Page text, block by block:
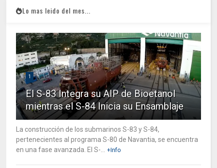
Lo mas leido del mes...
1
El S-83 Integra su AIP de Bioetanol
mientras el S-84 Inicia su Ensamblaje
La construcción de los submarinos S-83 y S-84,
pertenecientes al programa S-80 de Navantia, se encuentra
en una fase avanzada. El S-...
+Info